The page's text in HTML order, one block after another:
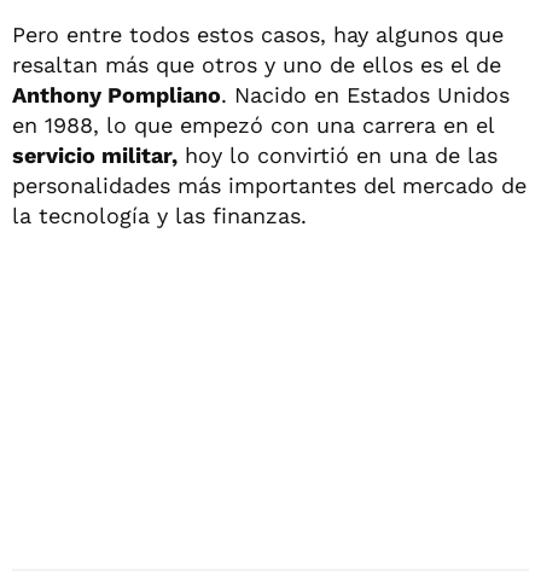
Pero entre todos estos casos, hay algunos que
resaltan más que otros y uno de ellos es el de
Anthony Pompliano. Nacido en Estados Unidos
en 1988, lo que empezó con una carrera en el
servicio militar, hoy lo convirtió en una de las
personalidades más importantes del mercado de
la tecnología y las finanzas.